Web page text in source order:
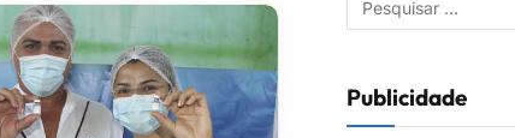
Publicidade